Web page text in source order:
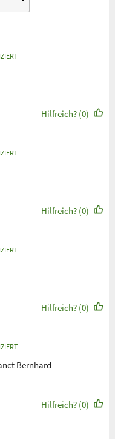
Hilfreich? (0)
Hilfreich? (0)
Hilfreich? (0)
Bernhard
Hilfreich? (0)